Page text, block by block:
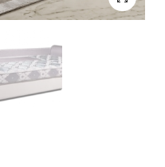
Гродно
Могилев